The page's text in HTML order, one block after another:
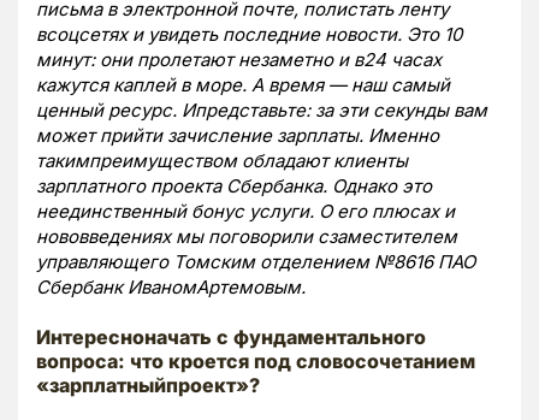
письма в электронной почте, полистать ленту
всоцсетях и увидеть последние новости. Это 10
минут: они пролетают незаметно и в24 часах
кажутся каплей в море. А время — наш самый
ценный ресурс. Ипредставьте: за эти секунды вам
может прийти зачисление зарплаты. Именно
такимпреимуществом обладают клиенты
зарплатного проекта Сбербанка. Однако это
неединственный бонус услуги. О его плюсах и
нововведениях мы поговорили сзаместителем
управляющего Томским отделением №8616 ПАО
Сбербанк ИваномАртемовым.
Интересноначать с фундаментального
вопроса: что кроется под словосочетанием
«зарплатныйпроект»?